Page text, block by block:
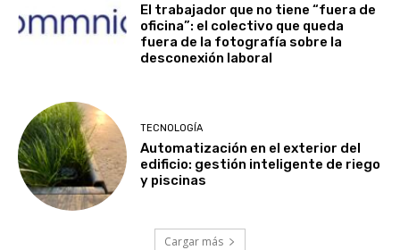
El trabajador que no tiene “fuera de
oficina”: el colectivo que queda
fuera de la fotografía sobre la
desconexión laboral
TECNOLOGÍA
Automatización en el exterior del
edificio: gestión inteligente de riego
y piscinas
Cargar más